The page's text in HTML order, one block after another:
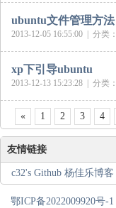
ubuntu文件管理方法
2013-12-05 16:55:00 | 分类：
xp下引导ubuntu
2013-12-13 15:23:28 | 分类：
« 1 2 3 4
友情链接
c32's Github 杨佳乐博客
鄂ICP备2022009920号-1